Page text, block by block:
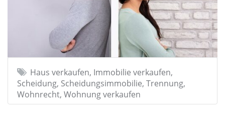
Haus verkaufen, Immobilie verkaufen,
Scheidung, Scheidungsimmobilie, Trennung,
Wohnrecht, Wohnung verkaufen